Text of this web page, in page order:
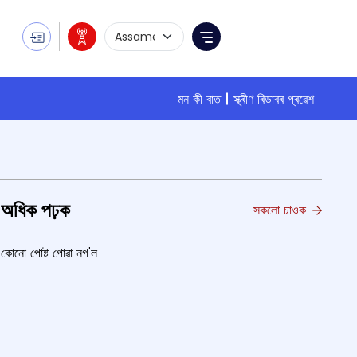
Language Selection
Menu
মন কী বাত স্ক্ৰীণ ৰিডাৰৰ প্ৰৱেশ
অধিক পঢ়ক সকলো চাওক
কোনো পোষ্ট পোৱা নগ'ল।